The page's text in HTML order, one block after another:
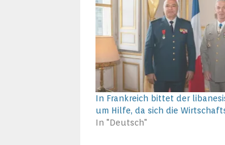
In Frankreich bittet der
um Hilfe, da sich die
In "Deutsch"